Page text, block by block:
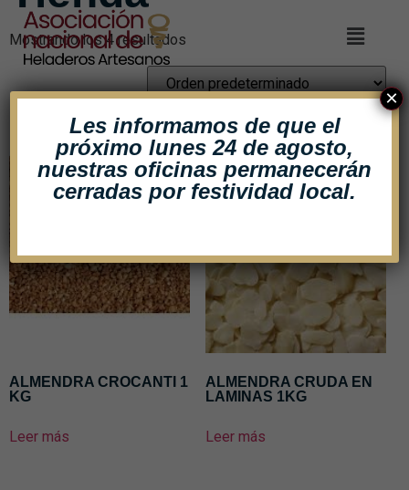
Mostrando los 4 resultados
ALMENDRA CROCANTI 1
KG
Leer más
ALMENDRA CRUDA EN
LAMINAS 1KG
Leer más
Les informamos de que el
próximo lunes 24 de agosto,
nuestras oficinas permanecerán
cerradas por festividad local.
×